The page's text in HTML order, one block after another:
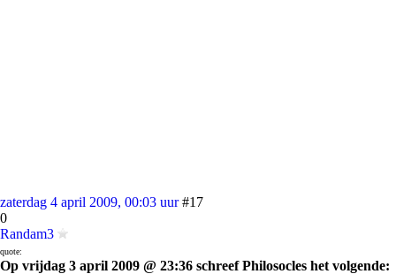
zaterdag 4 april 2009, 00:03 uur #17
0
Randam3
quote:
Op vrijdag 3 april 2009 @ 23:36 schreef Philosocles het volgende: